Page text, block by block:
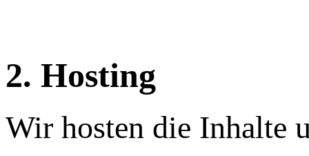
2. Hosting
Wir hosten die Inhalte